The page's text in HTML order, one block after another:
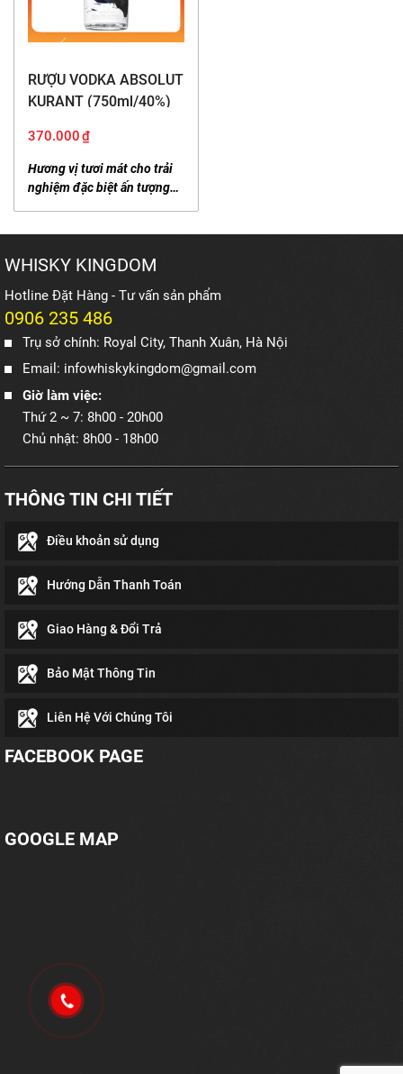
RƯỢU VODKA ABSOLUT
KURANT (750ml/40%)
370.000₫
Hương vị tươi mát cho trải
nghiệm đặc biệt ấn tượng…
WHISKY KINGDOM
Hotline Đặt Hàng - Tư vấn sản phẩm
0906 235 486
Trụ sở chính: Royal City, Thanh Xuân, Hà Nội
Email: infowhiskykingdom@gmail.com
Giờ làm việc:
Thứ 2 ~ 7: 8h00 - 20h00
Chủ nhật: 8h00 - 18h00
THÔNG TIN CHI TIẾT
Điều khoản sử dụng
Hướng Dẫn Thanh Toán
Giao Hàng & Đổi Trả
Bảo Mật Thông Tin
Liên Hệ Với Chúng Tôi
FACEBOOK PAGE
GOOGLE MAP